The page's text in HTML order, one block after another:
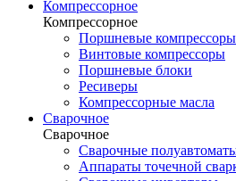
Компрессорное
Компрессорное
Поршневые компрессоры
Винтовые компрессоры
Поршневые блоки
Ресиверы
Компрессорные масла
Сварочное
Сварочное
Сварочные
Аппараты точечной